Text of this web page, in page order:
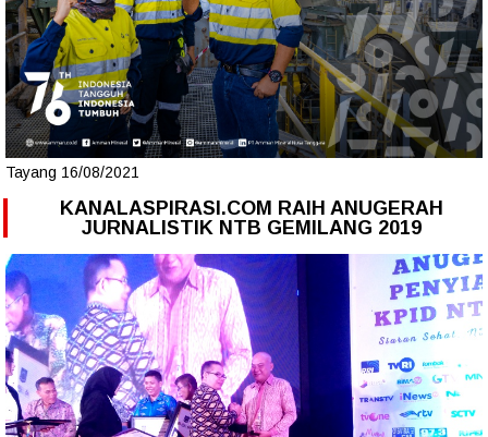
Tayang 16/08/2021
KANALASPIRASI.COM RAIH ANUGERAH
JURNALISTIK NTB GEMILANG 2019